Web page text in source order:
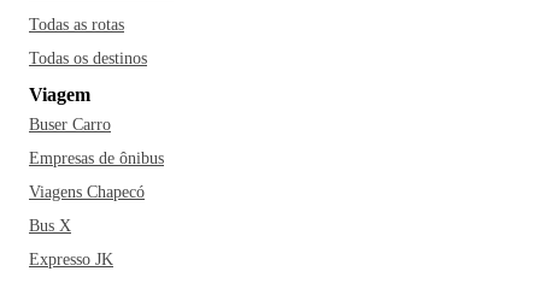
Todas as rotas
Todas os destinos
Viagem
Buser Carro
Empresas de ônibus
Viagens Chapecó
Bus X
Expresso JK